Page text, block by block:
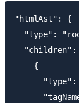
"htmlAst": {
"type":
"children":
    {
"type":